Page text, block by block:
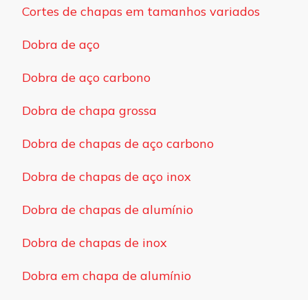
Cortes de chapas em tamanhos variados
Dobra de aço
Dobra de aço carbono
Dobra de chapa grossa
Dobra de chapas de aço carbono
Dobra de chapas de aço inox
Dobra de chapas de alumínio
Dobra de chapas de inox
Dobra em chapa de alumínio